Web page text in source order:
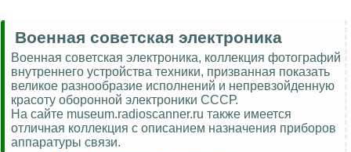
Военная советская электроника
Военная советская электроника, коллекция фотографий
внутреннего устройства техники, призванная показать
великое разнообразие исполнений и непревзойденную
красоту оборонной электроники СССР.
На сайте museum.radioscanner.ru также имеется
отличная коллекция с описанием назначения приборов
аппаратуры связи.